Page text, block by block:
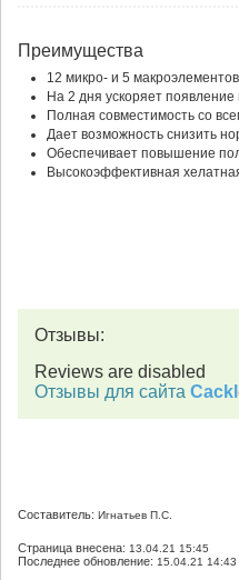
Преимущества
12 микро- и 5
На 2 дня ускоряет появление
Полная совместимость со
Дает возможность снизить
Обеспечивает повышение
Высокоэффективная
Отзывы:
Reviews are disabled
Отзывы для сайта Cackl
Составитель: Игнатьев П.С.
Страница внесена: 13.04.21 15:45
Последнее обновление: 15.04.21 14:43